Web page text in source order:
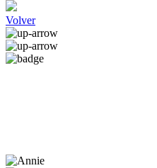
Volver